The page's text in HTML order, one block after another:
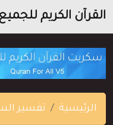
القرآن الكريم
الرئيسية تفسير